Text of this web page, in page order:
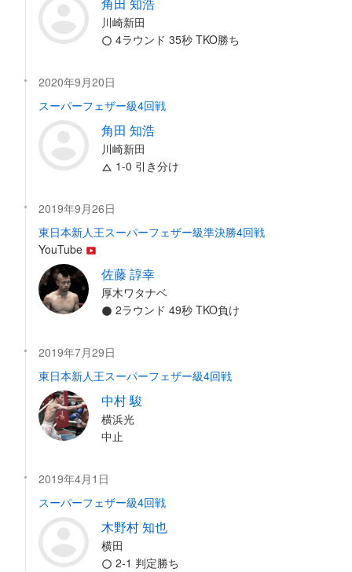
角田 知浩
川崎新田
4ラウンド 35秒 TKO勝ち
2020年9月20日
スーパーフェザー級4回戦
角田 知浩
川崎新田
1-0 引き分け
2019年9月26日
東日本新人王スーパーフェザー級準決勝4回戦
YouTube
佐藤 諄幸
厚木ワタナベ
2ラウンド 49秒 TKO負け
2019年7月29日
東日本新人王スーパーフェザー級4回戦
中村 駿
横浜光
中止
2019年4月1日
スーパーフェザー級4回戦
木野村 知也
横田
2-1 判定勝ち